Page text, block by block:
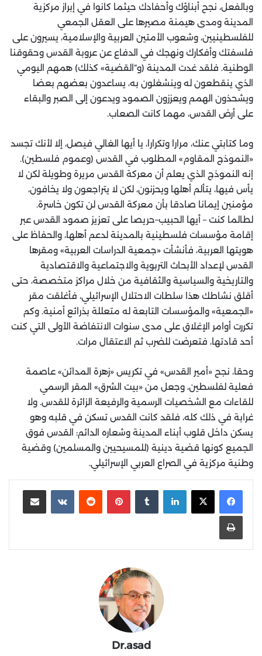
وبالفعل، نجح أبناؤك وأحفادك حيثما كانوا في إبراز مركزية
المدينة ومدى هيمنة مصيرها على العقل الجمعي
للفلسطينيين، وشعوب الأمتين العربية والإسلامية، يسيرون على
فلسفتك وأفكارك ونهجك في الدفاع عن عروبة القدس وحقوقنا
الوطنية. فلقد غدت المدينة (و”القضية» كذلك) همهم اليومي
الذي ينقطعون له وينشغلون به، يساعدون بعضهم بعضا
ويشحذون الهمم ويعززون الصمود ويدعون إلى الصبر والبقاء
على أرض القدس، مهما كانت الصعاب.
وما كتابتي عنك، مرارا وتكرارا، يا أيها الغالي فيصل، إلا لأنك تجسد
«النموذج المقاوم» المطلوب في القدس (وعموم فلسطين).
إنه النموذج الذي يعلم أن معركة القدس مريرة وطويلة لكن لا
يأس فيها، يتألم أهلها ويحزنون، لكن لا يتراجعون ولا يخافون،
مؤمنين إيمانا صادقا بأن معركة القدس لن تكون خاسرة.
لطالما كنت – أيها الحبيب–حريصا على تعزيز صمود القدس عبر
إقامة مؤسسات فلسطينية بالمدينة لدعم أهلها، والحفاظ على
هويتها العربية، فأنشأت «جمعية الدراسات العربية» ومقرها
القدس لإعداد الأبحاث التربوية والاجتماعية والاقتصادية
والتاريخية والسياسية والثقافية من خلال مراكز متخصصة، حتى
أقلق نشاطك هذا سلطات الاحتلال الإسرائيلي، فأغلقت مقر
«الجمعية» والمؤسسات التابعة له متعللة بذرائع أمنية. وكم
تكررت أوامر الإغلاق على مدى سنوات الانتفاضة الأولى التي كنت
أحد قادتها، فتعرضت للضرب ثم الاعتقال مرات.
وحقا، نجح «أمير القدس» في تكريس «زهرة المدائن» عاصمة
فعلية لفلسطين، وجعل من «بيت الشرق» المقر الرسمي
للقاءات مع الشخصيات الرسمية والرفيعة الزائرة للقدس. ولا
غرابة في ذلك كله، فلقد كانت القدس تسكن في قلبه وهو
يسكن داخل قلوب أبناء المدينة وشعاره الدائم: القدس فوق
الجميع كونها قضية دينية (للمسيحيين والمسلمين) وقضية
وطنية مركزية في الصراع العربي الإسرائيلي.
لينكدإن بينتيريست
Dr.asad